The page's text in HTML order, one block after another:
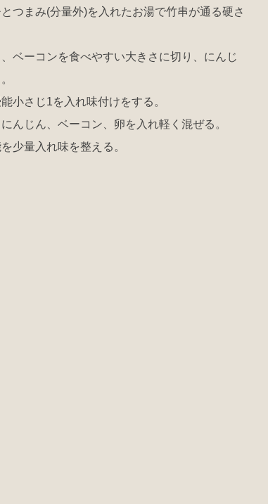
つまみ(分量外)を入れたお湯で竹串が通る硬さ
ベーコンを食べやすい大きさに切り、にんじ
さじ1を入れ味付けをする。
んじん、ベーコン、卵を入れ軽く混ぜる。
少量入れ味を整える。